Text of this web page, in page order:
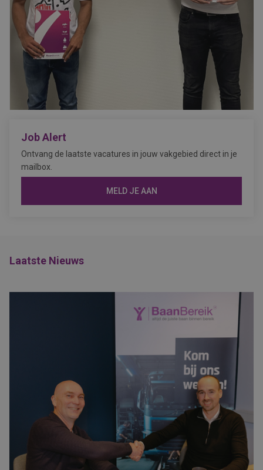
Job Alert
Ontvang de laatste vacatures in jouw vakgebied direct in je
mailbox.
MELD JE AAN
Laatste Nieuws